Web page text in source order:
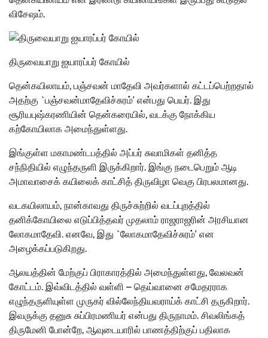
விசேஷம்.
திருவையாறு ஐயாரப்பர் கோயில்
தென்கயிலாயம், பஞ்சவன் மாதேவி அவர்களால் கட்டப்பெற்றதால்
அதற்கு `பஞ்சவன்மாதேவிச்சுரம்’ என்பது பெயர். இது
சூரியபுஷ்கரணியின் தென்கரையில், வடக்கு நோக்கிய
கற்கோயிலாக அமைந்துள்ளது.
இங்குள்ள மகாமண்டபத்தில் அப்பர் சுவாமிகள் தனித்த
சந்நிதியில் எழுந்தருளி இருக்கிறார். இங்கு நடைபெறும் ஆடி
அமாவாசைக் கயிலைக் காட்சித் திருவிழா வெகு பிரபலமானது.
வடகயிலாயம், நான்காவது திருச்சுற்றில் வடப்புறத்தில்
தனிக்கோயிலை எடுப்பித்தவர் முதலாம் ராஜராஜரின் அரசியான
லோகமாதேவி. எனவே, இது `லோகமாதேவிச்சுரம்’ என
அழைக்கப்படுகிறது.
ஆலயத்தின் மேற்குப் பிராகாரத்தில் அமைந்துள்ளது, வேலவன்
கோட்டம். இவ்விடத்தில் வள்ளி – தெய்வானை சமேதரராக
எழுந்தருளியுள்ள முருகர் வில்லேந்தியவராய்க் காட்சி தருகிறார்.
இவருக்கு தனுசு சுப்பிரமணியர் என்பது திருநாமம். சிவலிங்கத்
திருமேனி போன்றே, ஆவுடையாரில் பாணத்திற்குப் பதிலாக